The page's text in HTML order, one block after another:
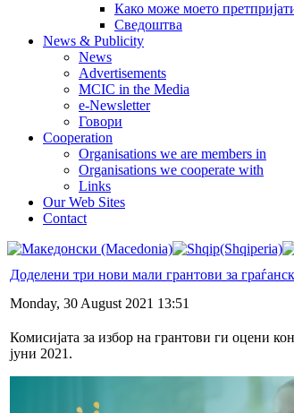
Како може моето
Сведоштва
News & Publicity
News
Advertisements
MCIC in the Media
e-Newsletter
Говори
Cooperation
Organisations we are members in
Organisations we cooperate with
Links
Our Web Sites
Contact
Доделени три нови мали грантови за
Monday, 30 August 2021 13:51
Комисијата за избор на грантови ги оцени
јуни 2021.